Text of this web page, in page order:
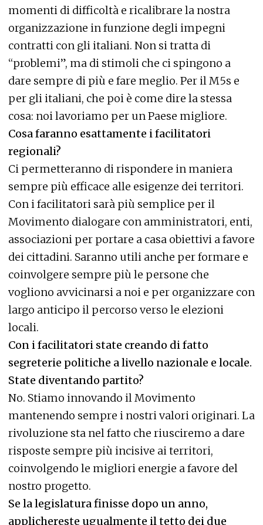
momenti di difficoltà e ricalibrare la nostra
organizzazione in funzione degli impegni
contratti con gli italiani. Non si tratta di
“problemi”, ma di stimoli che ci spingono a
dare sempre di più e fare meglio. Per il M5s e
per gli italiani, che poi è come dire la stessa
cosa: noi lavoriamo per un Paese migliore.
Cosa faranno esattamente i facilitatori
regionali?
Ci permetteranno di rispondere in maniera
sempre più efficace alle esigenze dei territori.
Con i facilitatori sarà più semplice per il
Movimento dialogare con amministratori, enti,
associazioni per portare a casa obiettivi a favore
dei cittadini. Saranno utili anche per formare e
coinvolgere sempre più le persone che
vogliono avvicinarsi a noi e per organizzare con
largo anticipo il percorso verso le elezioni
locali.
Con i facilitatori state creando di fatto
segreterie politiche a livello nazionale e locale.
State diventando partito?
No. Stiamo innovando il Movimento
mantenendo sempre i nostri valori originari. La
rivoluzione sta nel fatto che riusciremo a dare
risposte sempre più incisive ai territori,
coinvolgendo le migliori energie a favore del
nostro progetto.
Se la legislatura finisse dopo un anno,
applichereste ugualmente il tetto dei due